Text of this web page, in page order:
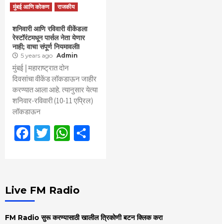
मुंबई आणि कोकण
राजकीय
शनिवारी आणि रविवारी वीकेंडला
रेस्टॉरंटमधून पार्सल नेता येणार
नाही; वाचा संपूर्ण नियमावली!
5 years ago Admin
मुंबई | महाराष्ट्रात दोन
दिवसांचा वीकेंड लॉकडाऊन जाहीर
करण्यात आला आहे. त्यानुसार येत्या
शनिवार-रविवारी (10-11 एप्रिल)
लॉकडाऊन
Facebook
TwitterWhatsApp
Live FM Radio
FM Radio सुरू करण्यासाठी खालील त्रिकोणी बटन क्लिक करा